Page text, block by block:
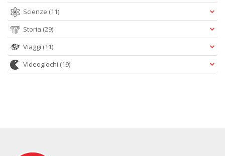
Scienze (11)
Storia (29)
Viaggi (11)
Videogiochi (19)